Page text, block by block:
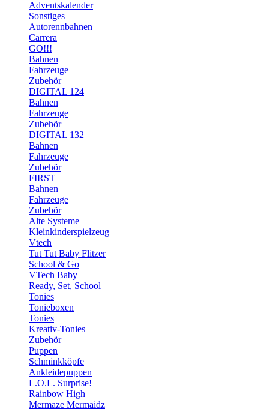
Adventskalender
Sonstiges
Autorennbahnen
Carrera
GO!!!
Bahnen
Fahrzeuge
Zubehör
DIGITAL 124
Bahnen
Fahrzeuge
Zubehör
DIGITAL 132
Bahnen
Fahrzeuge
Zubehör
FIRST
Bahnen
Fahrzeuge
Zubehör
Alte Systeme
Kleinkinderspielzeug
Vtech
Tut Tut Baby Flitzer
School & Go
VTech Baby
Ready, Set, School
Tonies
Tonieboxen
Tonies
Kreativ-Tonies
Zubehör
Puppen
Schminkköpfe
Ankleidepuppen
L.O.L. Surprise!
Rainbow High
Mermaze Mermaidz